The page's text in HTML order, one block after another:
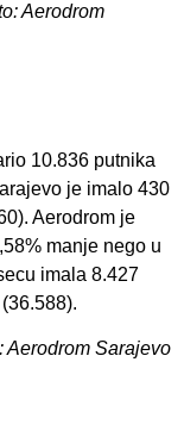
Aerodrom
10.836 putnika
je imalo 430
Aerodrom je
manje nego u
imala 8.427
Aerodrom Sarajevo